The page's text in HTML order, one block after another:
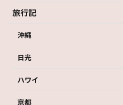
旅行記
沖縄
日光
ハワイ
京都